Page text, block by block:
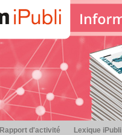
Rapport d'activité Lexique iPubli